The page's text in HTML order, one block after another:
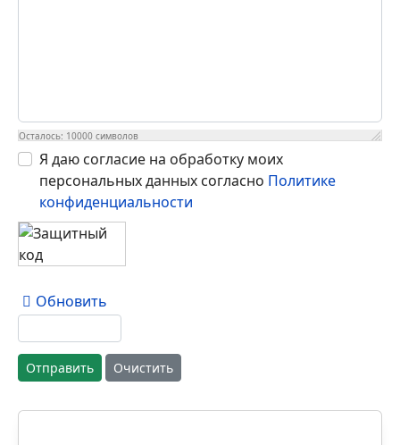
Осталось: 10000 символов
Я даю согласие на обработку моих
персональных данных согласно Политике
конфиденциальности
Обновить
Отправить Очистить